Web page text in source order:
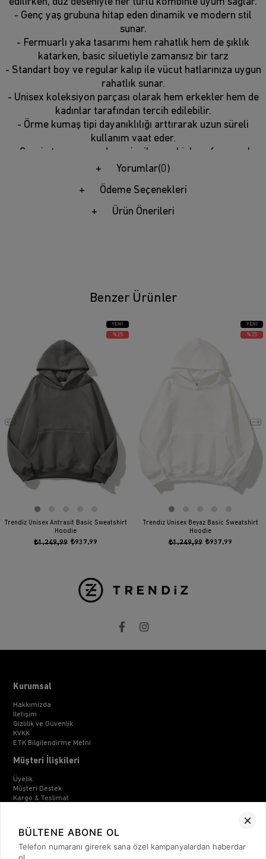
edilirken, düz deseniyle her türlü kombinle uyum sağlar.
- Genç yaş grubuna hitap eden dinamik ve modern stil
sunar.
- Fermuarlı yaka tasarımı hem rahatlık hem de şıklık
katarken, basic siluetiyle zamansız bir tarz
- Standart boy ve regular kalıp ile vücut hatlarınıza uygun
rahatlık sunar.
- Unisex koleksiyon parçası olarak hem erkekler hem de
kadınlar tarafından tercih edilebilir.
- Örme kumaş tipi dayanıklılığı arttırarak uzun süreli
kullanım vaat eder.
- Cepsiz tasarım modern çizgilere sahipken, fermuarlı
kapama şekli pratik kullanım sunar.
sürdürülebilirlik detayına önem verenlere hitap eder.
Yorumlar(0)
Ödeme Seçenekleri
Ürün Önerileri
Benzer Ürünler
Trendiz Unisex Antrasit Basic Sweatshirt
Hoodie
₺937,99
₺1.249,99
YENI
ÜRÜN
%25
Trendiz Unisex Beyaz Basic Sweatshirt
Hoodie
₺937,99
₺1.249,99
YENI
ÜRÜN
%25
Kurumsal
Hakkımızda
İletişim
Gizlilik ve Güvenlik
KVKK
ETK Bilgilendirme Metni
Müşteri İlişkileri
Üyelik
Müşteri Destek
Kargo & Teslimat
Üyelik Sözleşmesi
Mesafeli Satış Sözleşmesi
Ön Bilgilendirme Formu
Kargo Takip
BÜLTENE ABONE OL
Telefon numaranı girerek sana özel kampanyalardan haberdar